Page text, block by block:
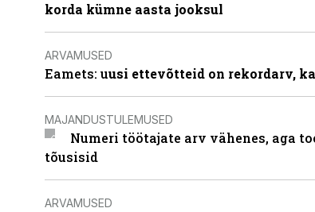
korda kümne aasta jooksul
ARVAMUSED
Eamets: uusi ettevõtteid on rekordarv,
MAJANDUSTULEMUSED
Numeri töötajate arv vähenes, aga
tõusisid
ARVAMUSED